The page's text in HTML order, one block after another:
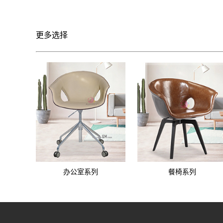
更多选择
办公室系列 餐椅系列